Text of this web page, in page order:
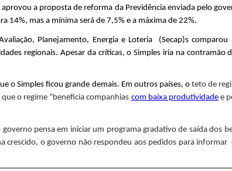
a proposta de reforma da Previdência enviada pelo
14%, mas a mínima será de 7,5% e a máxima de 22%.
Planejamento, Energia e Loteria (Secap)s
regionais. Apesar da críticas, o Simples iria na contramão
o Simples ficou grande demais. Em outros países, oteto de
o regime “beneficia companhias com baixa produtividadee
governo pensa em iniciar um programa gradativo de saída dos
crescido, o governo não respondeu aos pedidos para